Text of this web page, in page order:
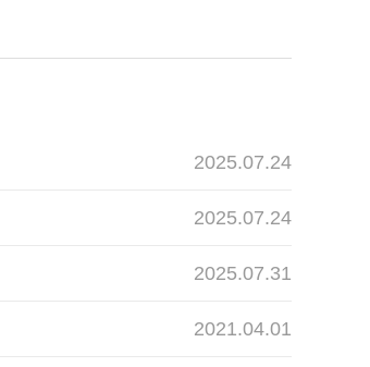
2025.07.24
2025.07.24
2025.07.31
2021.04.01